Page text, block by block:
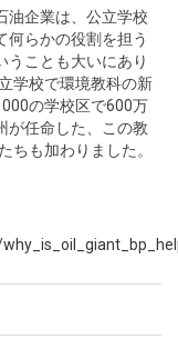
油企業は、公立学校
何らかの役割を担う
うことも大いにあり
学校で環境教科の新
の学校区で600万
が任命した、この教
ちも加わりました。